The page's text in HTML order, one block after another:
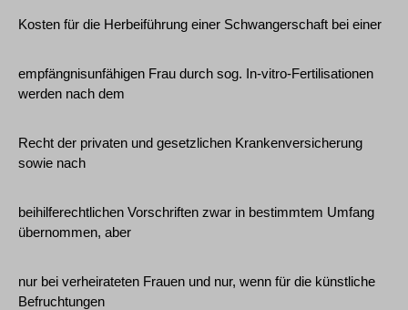
Kosten für die Herbeiführung einer Schwangerschaft bei einer
empfängnisunfähigen Frau durch sog. In-vitro-Fertilisationen
werden nach dem
Recht der privaten und gesetzlichen Krankenversicherung
sowie nach
beihilferechtlichen Vorschriften zwar in bestimmtem Umfang
übernommen, aber
nur bei verheirateten Frauen und nur, wenn für die künstliche
Befruchtungen